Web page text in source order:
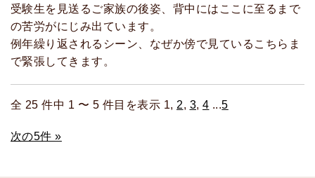
受験生を見送るご家族の後姿、背中にはここに至るまで
の苦労がにじみ出ています。
例年繰り返されるシーン、なぜか傍で見ているこちらま
で緊張してきます。
全 25 件中 1 〜 5 件目を表示 1, 2, 3, 4 ...5
次の5件 »